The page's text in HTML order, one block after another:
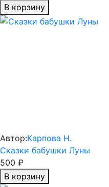
В корзину
Автор:Карпова Н.
Сказки бабушки Луны
500 ₽
В корзину